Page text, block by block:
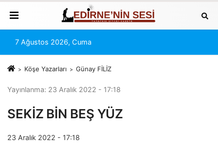
7 Ağustos 2026, Cuma
Köşe Yazarları Günay FİLİZ
Yayınlanma: 23 Aralık 2022 - 17:18
SEKİZ BİN BEŞ YÜZ
23 Aralık 2022 - 17:18